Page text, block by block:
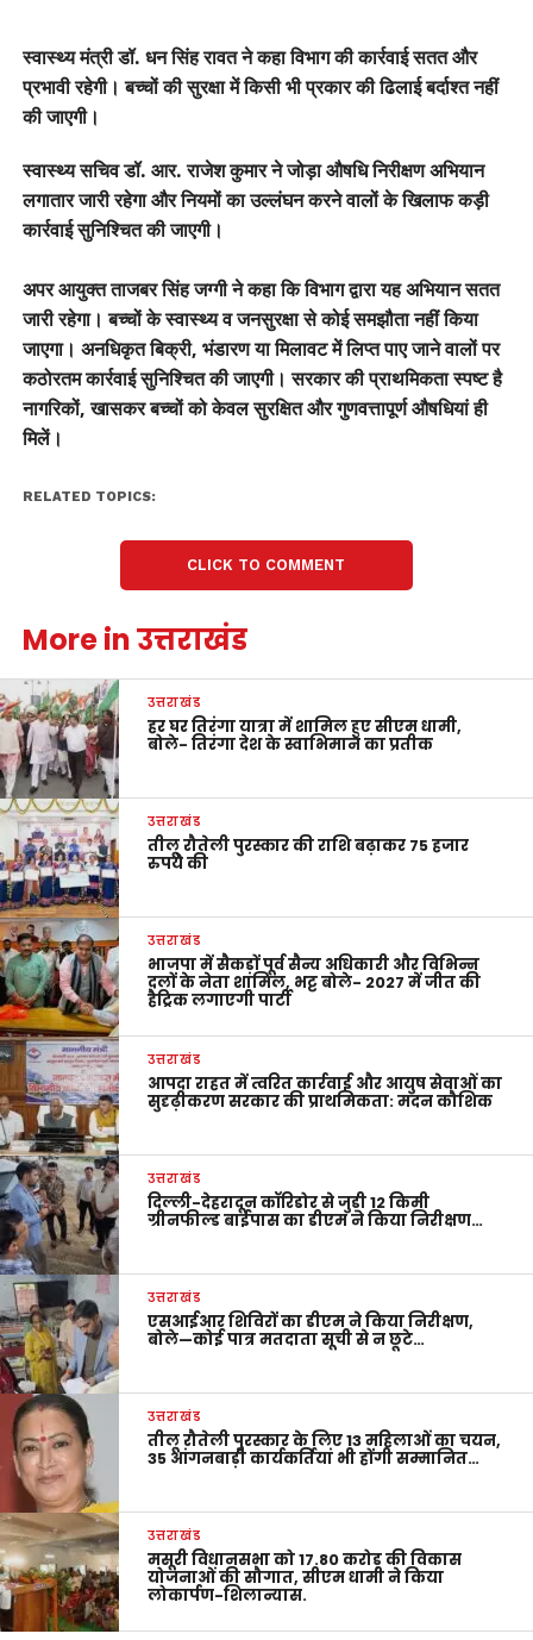
स्वास्थ्य मंत्री डॉ. धन सिंह रावत ने कहा विभाग की कार्रवाई सतत और
प्रभावी रहेगी। बच्चों की सुरक्षा में किसी भी प्रकार की ढिलाई बर्दाश्त नहीं
की जाएगी।
स्वास्थ्य सचिव डॉ. आर. राजेश कुमार ने जोड़ा औषधि निरीक्षण अभियान
लगातार जारी रहेगा और नियमों का उल्लंघन करने वालों के खिलाफ कड़ी
कार्रवाई सुनिश्चित की जाएगी।
अपर आयुक्त ताजबर सिंह जग्गी ने कहा कि विभाग द्वारा यह अभियान सतत
जारी रहेगा। बच्चों के स्वास्थ्य व जनसुरक्षा से कोई समझौता नहीं किया
जाएगा। अनधिकृत बिक्री, भंडारण या मिलावट में लिप्त पाए जाने वालों पर
कठोरतम कार्रवाई सुनिश्चित की जाएगी। सरकार की प्राथमिकता स्पष्ट है
नागरिकों, खासकर बच्चों को केवल सुरक्षित और गुणवत्तापूर्ण औषधियां ही
मिलें।
RELATED TOPICS:
CLICK TO COMMENT
More in उत्तराखंड
उत्तराखंड
हर घर तिरंगा यात्रा में शामिल हुए सीएम धामी,
बोले- तिरंगा देश के स्वाभिमान का प्रतीक
उत्तराखंड
तीलू रौतेली पुरस्कार की राशि बढ़ाकर 75 हजार
रुपये की
उत्तराखंड
भाजपा में सैकड़ों पूर्व सैन्य अधिकारी और विभिन्न
दलों के नेता शामिल, भट्ट बोले- 2027 में जीत की
हैट्रिक लगाएगी पार्टी
उत्तराखंड
आपदा राहत में त्वरित कार्रवाई और आयुष सेवाओं का
सुदृढ़ीकरण सरकार की प्राथमिकता: मदन कौशिक
उत्तराखंड
दिल्ली-देहरादून कॉरिडोर से जुड़ी 12 किमी
ग्रीनफील्ड बाईपास का डीएम ने किया निरीक्षण…
उत्तराखंड
एसआईआर शिविरों का डीएम ने किया निरीक्षण,
बोले—कोई पात्र मतदाता सूची से न छूटे…
उत्तराखंड
तीलू रौतेली पुरस्कार के लिए 13 महिलाओं का चयन,
35 आंगनबाड़ी कार्यकर्तियां भी होंगी सम्मानित…
उत्तराखंड
मसूरी विधानसभा को 17.80 करोड़ की विकास
योजनाओं की सौगात, सीएम धामी ने किया
लोकार्पण-शिलान्यास.